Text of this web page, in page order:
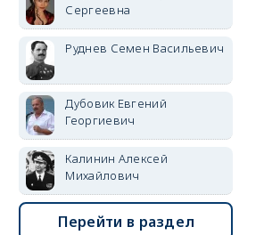
Сергеевна
Руднев Семен Васильевич
Дубовик Евгений
Георгиевич
Калинин Алексей
Михайлович
Перейти в раздел